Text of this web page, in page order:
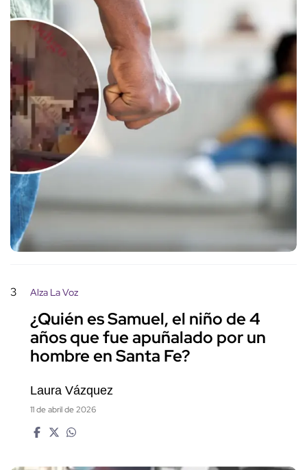
3 Alza La Voz
¿Quién es Samuel, el niño de 4
años que fue apuñalado por un
hombre en Santa Fe?
Laura Vázquez
11 de abril de 2026